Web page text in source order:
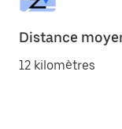
Distance
12 kilomètres